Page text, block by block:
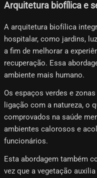
Arquitetura biofílica e
A arquitetura biofílica
hospitalar, como jardins,
a fim de melhorar a
recuperação. Essa
ambiente mais humano.
Os espaços verdes e
ligação com a natureza, o
comprovados na saúde
ambientes calorosos e
funcionários.
Esta abordagem também
vez que a vegetação